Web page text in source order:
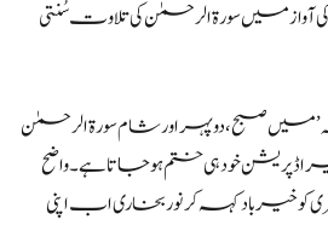
میں سورۃ الرحمٰن کی تلاوت سُنتی
صبح، دوپہر اور شام سورۃ الرحمٰن
ڈپریشن خود ہی ختم ہوجاتا ہے۔واضح
کو خیرباد کہہ کر نور بخاری اب اپنی